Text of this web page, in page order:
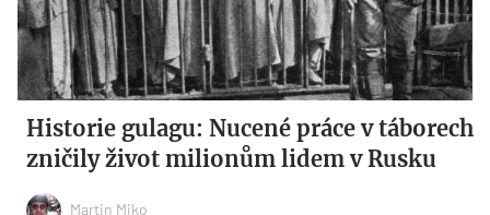
Historie gulagu: Nucené práce v táborech
zničily život milionům lidem v Rusku
Martin Miko